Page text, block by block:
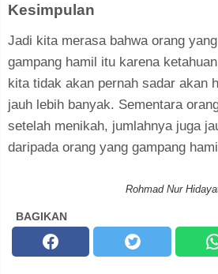
Kesimpulan
Jadi kita merasa bahwa orang
gampang hamil itu karena
kita tidak akan pernah sadar akan
jauh lebih banyak. Sementara
setelah menikah, jumlahnya juga
daripada orang yang gampang
Rohmad Nur
BAGIKAN